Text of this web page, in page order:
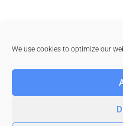
We use cookies to optimize our
Data protection